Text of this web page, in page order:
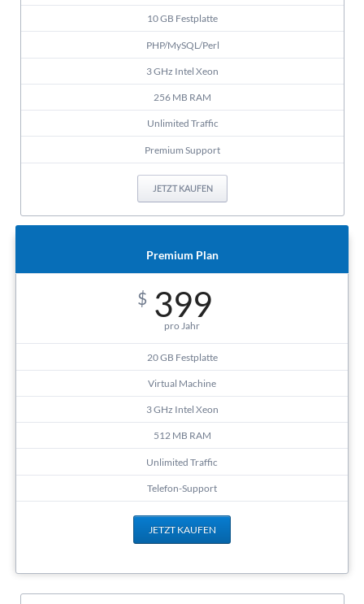
10 GB Festplatte
PHP/MySQL/Perl
3 GHz Intel Xeon
256 MB RAM
Unlimited Traffic
Premium Support
JETZT KAUFEN
Premium Plan
$ 399
pro Jahr
20 GB Festplatte
Virtual Machine
3 GHz Intel Xeon
512 MB RAM
Unlimited Traffic
Telefon-Support
JETZT KAUFEN